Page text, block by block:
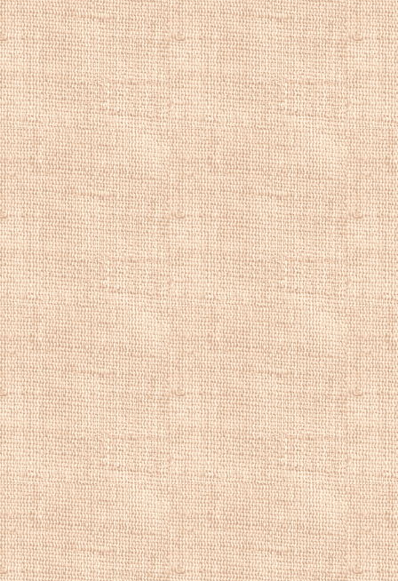
м фламандского
изображают
Питера Пауля
В 1640-е годы его
становятся
1652 года
отличие от
стремились к
надуманны и
как
цветами,
они, по-
рококо, Франсуа
пейзажей, таких
топографичны по
Его морские
морей,
похожи на
и атмосферном
членами семьи и
сотрудничал со